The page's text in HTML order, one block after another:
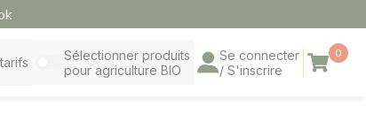
Sélectionner produits
pour agriculture BIO
Se connecter
/ S'inscrire
0
Panier